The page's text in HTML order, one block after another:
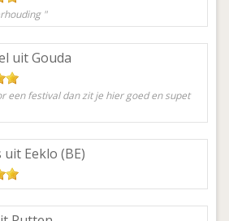
"
uit Gouda
een festival dan zit je hier goed en supet
Eeklo (BE)